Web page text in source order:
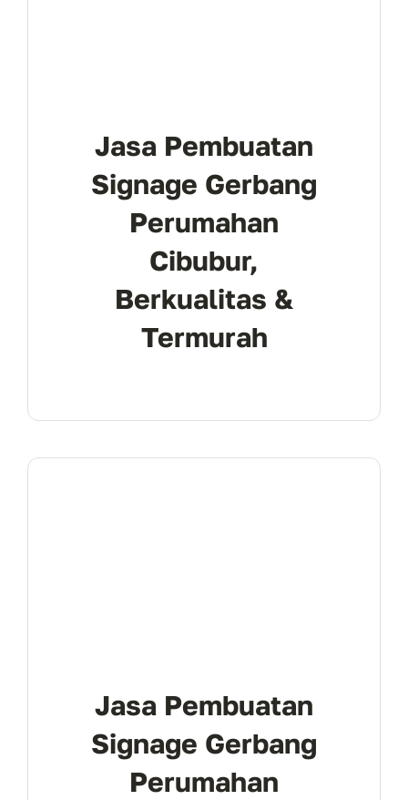
Jasa Pembuatan
Signage Gerbang
Perumahan
Cibubur,
Berkualitas &
Termurah
Jasa Pembuatan
Signage Gerbang
Perumahan